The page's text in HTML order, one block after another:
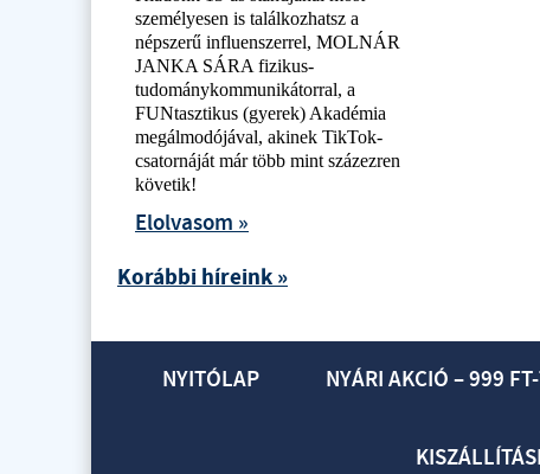
személyesen is találkozhatsz a
népszerű influenszerrel, MOLNÁR
JANKA SÁRA fizikus-
tudománykommunikátorral, a
FUNtasztikus (gyerek) Akadémia
megálmodójával, akinek TikTok-
csatornáját már több mint százezren
követik!
Elolvasom »
Korábbi híreink »
NYITÓLAP NYÁRI AKCIÓ – 999